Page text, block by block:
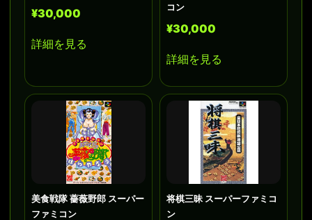
¥30,000
詳細を見る
コン
¥30,000
詳細を見る
美食戦隊 薔薇野郎 スーパー
ファミコン
将棋三昧 スーパーファミコ
ン